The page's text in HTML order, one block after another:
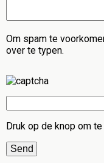
Om spam te
over te typen.
Druk op de knop om